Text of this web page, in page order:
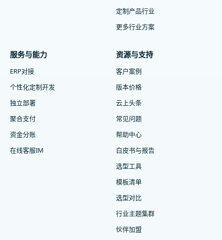
定制产品行业
更多行业方案
服务与能力
ERP对接
个性化定制开发
独立部署
聚合支付
资金分账
在线客服IM
资源与支持
客户案例
版本价格
云上头条
常见问题
帮助中心
白皮书与报告
选型工具
模板清单
选型对比
行业主题集群
伙伴加盟